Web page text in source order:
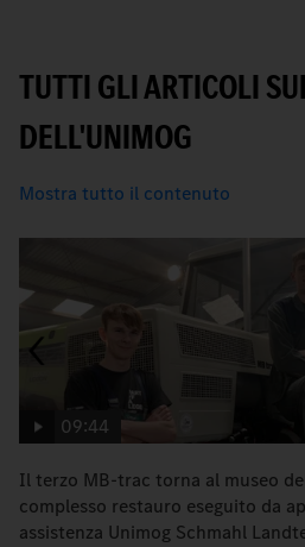
TUTTI GLI ARTICOLI
DELL'UNIMOG
Mostra tutto il contenuto
09:44
Il terzo MB-trac torna al museo
complesso restauro eseguito da
assistenza Unimog Schmahl